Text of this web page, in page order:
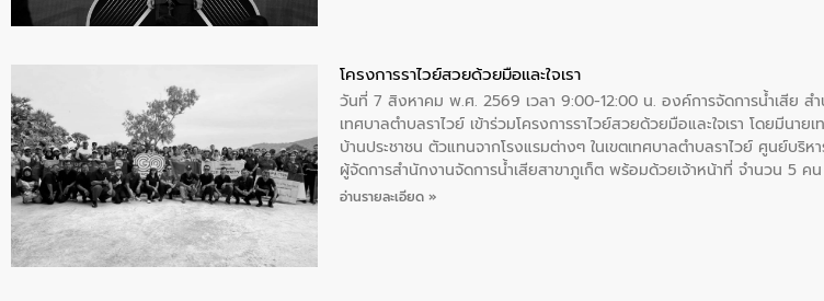
โครงการราไวย์สวยด้วยมือและใจเรา
วันที่ 7 สิงหาคม พ.ศ. 2569 เวลา 9:00-12:00 น. องค์การจัดการน้ำเสีย
เทศบาลตำบลราไวย์ เข้าร่วมโครงการราไวย์สวยด้วยมือและใจเรา โดยมีน
บ้านประชาชน ตัวแทนจากโรงแรมต่างๆ ในเขตเทศบาลตำบลราไวย์ ศูนย์บ
ผู้จัดการสำนักงานจัดการน้ำเสียสาขาภูเก็ต พร้อมด้วยเจ้าหน้าที่ จำนวน 5
บริเวณแหลมพรหมเทพ หมู่ที่ 6 ตำบลราไวย์ อำเภอเมือง จังหวัดภูเก็ต
อ่านรายละเอียด »